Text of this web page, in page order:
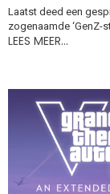
Laatst deed een
zogenaamde ‘GenZ-
LEES MEER…